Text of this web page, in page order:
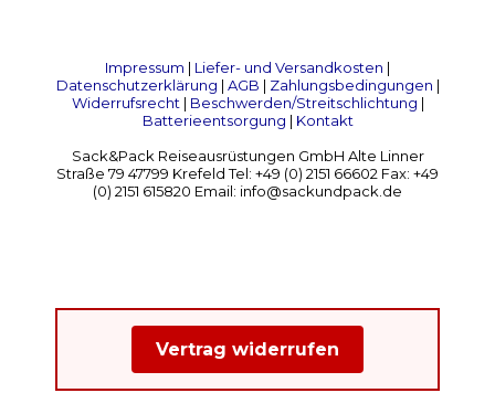
Impressum | Liefer- und Versandkosten |
Datenschutzerklärung | AGB | Zahlungsbedingungen |
Widerrufsrecht| Beschwerden/Streitschlichtung |
Batterieentsorgung | Kontakt
Sack&Pack Reiseausrüstungen GmbH Alte Linner
Straße 79 47799 Krefeld Tel: +49 (0) 2151 66602 Fax: +49
(0) 2151 615820 Email: info@sackundpack.de
Vertrag widerrufen